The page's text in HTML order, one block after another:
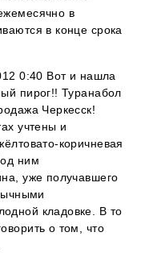
в
в конце срока
0:40 Вот и нашла
пирог!! Туранабол
Черкесск!
учтены и
коричневая
ним
уже получавшего
кладовке. В то
о том, что